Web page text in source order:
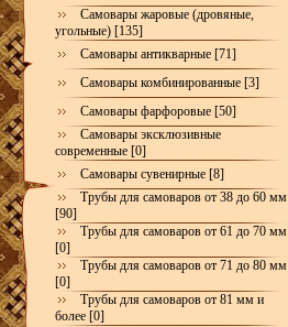
Самовары жаровые (дровяные,
угольные) [135]
Самовары антикварные [71]
Самовары комбинированные [3]
Самовары фарфоровые [50]
Самовары эксклюзивные
современные [0]
Самовары сувенирные [8]
Трубы для самоваров от 38 до 60 мм
[90]
Трубы для самоваров от 61 до 70 мм
[0]
Трубы для самоваров от 71 до 80 мм
[0]
Трубы для самоваров от 81 мм и
более [0]